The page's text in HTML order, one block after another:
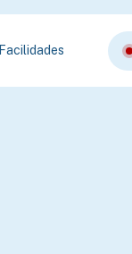
Facilidades